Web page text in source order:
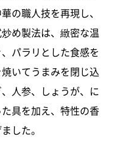
の職人技を再現し、
め製法は、緻密な温
パラリとした食感を
いてうまみを閉じ込
人参、しょうが、に
具を加え、特性の香
した。